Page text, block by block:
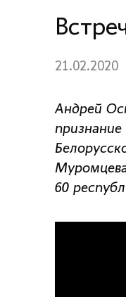
21.02.2020
Андрей
60